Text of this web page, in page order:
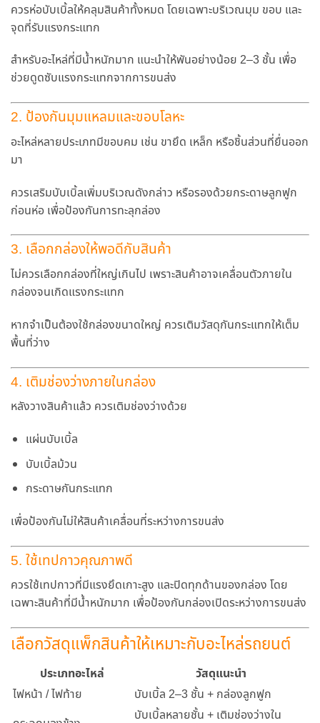
ควรห่อบับเบิ้ลให้คลุมสินค้าทั้งหมด โดยเฉพาะบริเวณมุม ขอบ และ
จุดที่รับแรงกระแทก
สำหรับอะไหล่ที่มีน้ำหนักมาก แนะนำให้พันอย่างน้อย 2–3 ชั้น เพื่อ
ช่วยดูดซับแรงกระแทกจากการขนส่ง
2. ป้องกันมุมแหลมและขอบโลหะ
อะไหล่หลายประเภทมีขอบคม เช่น ขายึด เหล็ก หรือชิ้นส่วนที่ยื่นออก
มา
ควรเสริมบับเบิ้ลเพิ่มบริเวณดังกล่าว หรือรองด้วยกระดาษลูกฟูก
ก่อนห่อ เพื่อป้องกันการทะลุกล่อง
3. เลือกกล่องให้พอดีกับสินค้า
ไม่ควรเลือกกล่องที่ใหญ่เกินไป เพราะสินค้าอาจเคลื่อนตัวภายใน
กล่องจนเกิดแรงกระแทก
หากจำเป็นต้องใช้กล่องขนาดใหญ่ ควรเติมวัสดุกันกระแทกให้เต็ม
พื้นที่ว่าง
4. เติมช่องว่างภายในกล่อง
หลังวางสินค้าแล้ว ควรเติมช่องว่างด้วย
แผ่นบับเบิ้ล
บับเบิ้ลม้วน
กระดาษกันกระแทก
เพื่อป้องกันไม่ให้สินค้าเคลื่อนที่ระหว่างการขนส่ง
5. ใช้เทปกาวคุณภาพดี
ควรใช้เทปกาวที่มีแรงยึดเกาะสูง และปิดทุกด้านของกล่อง โดย
เฉพาะสินค้าที่มีน้ำหนักมาก เพื่อป้องกันกล่องเปิดระหว่างการขนส่ง
เลือกวัสดุแพ็กสินค้าให้เหมาะกับอะไหล่รถยนต์
ประเภทอะไหล่
วัสดุแนะนำ
ไฟหน้า / ไฟท้าย
บับเบิ้ล 2–3 ชั้น + กล่องลูกฟูก
บับเบิ้ลหลายชั้น + เติมช่องว่างใน